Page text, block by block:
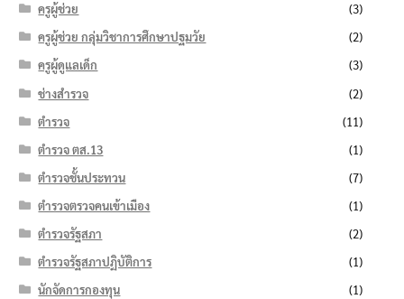
ครูผู้ช่วย
(3)
ครูผู้ช่วย กลุ่มวิชาการศึกษาปฐมวัย
(2)
ครูผู้ดูแลเด็ก
(3)
ช่างสำรวจ
(2)
ตำรวจ
(11)
ตำรวจ ตส.13
(1)
ตำรวจชั้นประทวน
(7)
ตำรวจตรวจคนเข้าเมือง
(1)
ตำรวจรัฐสภา
(2)
ตำรวจรัฐสภาปฏิบัติการ
(1)
นักจัดการกองทุน
(1)